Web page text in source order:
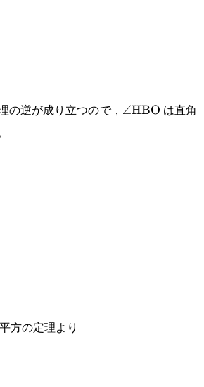
の逆が成り立つので， ∠HBO は直角
方の定理より